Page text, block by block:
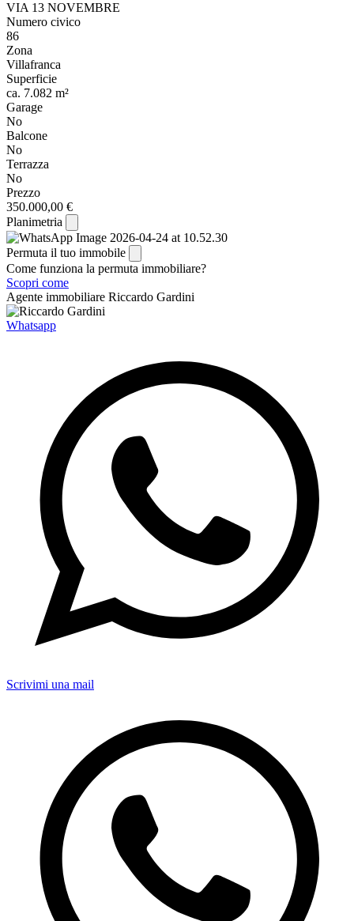
VIA 13 NOVEMBRE
Numero civico
86
Zona
Villafranca
Superficie
ca. 7.082 m²
Garage
No
Balcone
No
Terrazza
No
Prezzo
350.000,00 €
Planimetria
Permuta il tuo immobile
Come funziona la permuta immobiliare?
Scopri come
Agente immobiliare Riccardo Gardini
Whatsapp
Scrivimi una mail